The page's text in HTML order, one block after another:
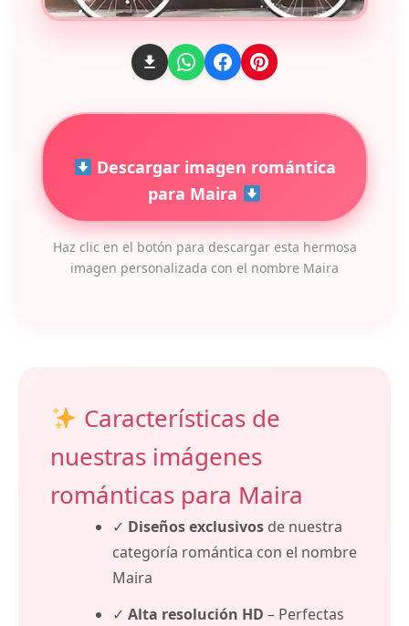
Descargar imagen romántica
para Maira
Haz clic en el botón para descargar esta hermosa
imagen personalizada con el nombre Maira
Características de
nuestras imágenes
románticas para Maira
✓ Diseños exclusivos de nuestra
categoría romántica con el nombre
Maira
✓ Alta resolución HD – Perfectas